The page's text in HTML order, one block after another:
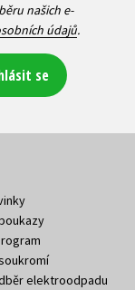
našich e-
údajů.
se
elektroodpadu